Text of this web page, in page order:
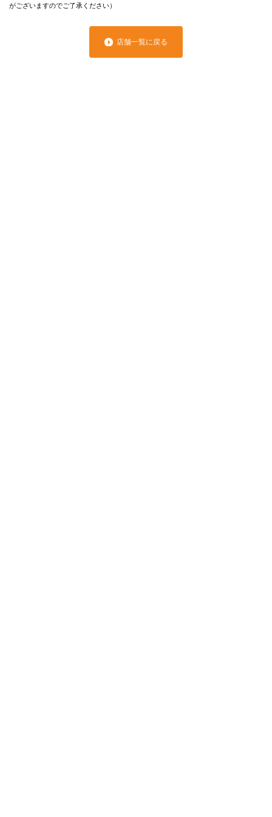
がございますのでご了承ください）
店舗一覧に戻る